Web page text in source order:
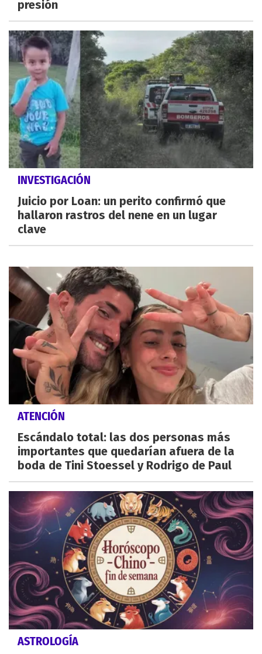
presión
INVESTIGACIÓN
Juicio por Loan: un perito confirmó que
hallaron rastros del nene en un lugar
clave
ATENCIÓN
Escándalo total: las dos personas más
importantes que quedarían afuera de la
boda de Tini Stoessel y Rodrigo de Paul
ASTROLOGÍA